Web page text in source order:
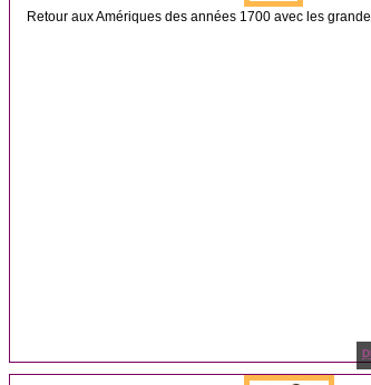
Retour aux Amériques des années 1700 avec les